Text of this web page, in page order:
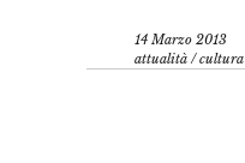
14 Marzo 2013
attualità /cultura